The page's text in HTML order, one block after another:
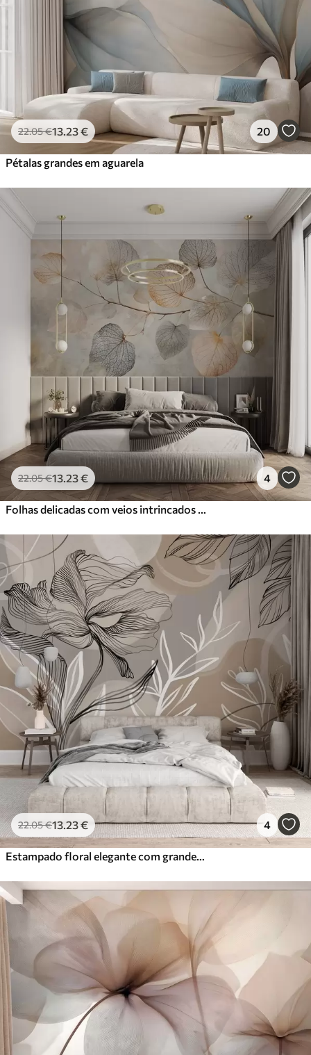
22.05€13.23€ 20
Pétalas grandes em aguarela
22.05€13 .23€ 4
22.05€13 .23€ 4